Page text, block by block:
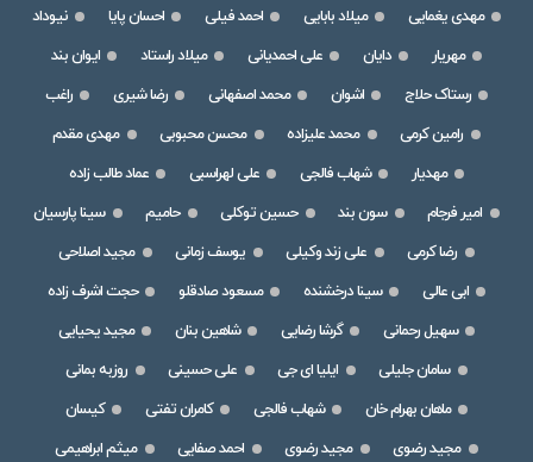
مهدی یغمایی
میلاد بابایی احمد فیلی احسان پایا
نیوداد
مهریار
دایان علی احمدیانی میلاد راستاد
ایوان بند
رستاک حلاج
اشوان محمد اصفهانی رضا شیری
راغب
رامین کرمی
محمد علیزاده محسن محبوبی
مهدی مقدم
مهدیار
شهاب فالجی علی لهراسبی
عماد طالب زاده
امیر فرجام
سون بند حسین توکلی حامیم
سینا پارسیان
رضا کرمی
علی زند وکیلی یوسف زمانی
مجید اصلاحی
ابی عالی
سینا درخشنده مسعود صادقلو
حجت اشرف زاده
سهیل رحمانی
گرشا رضایی شاهین بنان
مجید یحیایی
سامان جلیلی
ایلیا ای جی علی حسینی
روزبه بمانی
ماهان بهرام خان
شهاب فالجی کامران تفتی
کیسان
مجید رضوی
مجید رضوی احمد صفایی
میثم ابراهیمی